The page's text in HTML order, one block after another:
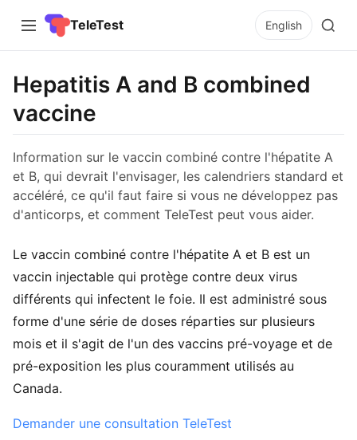
TeleTest English
Hepatitis A and B combined
vaccine
Information sur le vaccin combiné contre l'hépatite A
et B, qui devrait l'envisager, les calendriers standard et
accéléré, ce qu'il faut faire si vous ne développez pas
d'anticorps, et comment TeleTest peut vous aider.
Le vaccin combiné contre l'hépatite A et B est un
vaccin injectable qui protège contre deux virus
différents qui infectent le foie. Il est administré sous
forme d'une série de doses réparties sur plusieurs
mois et il s'agit de l'un des vaccins pré-voyage et de
pré-exposition les plus couramment utilisés au
Canada.
Demander une consultation TeleTest